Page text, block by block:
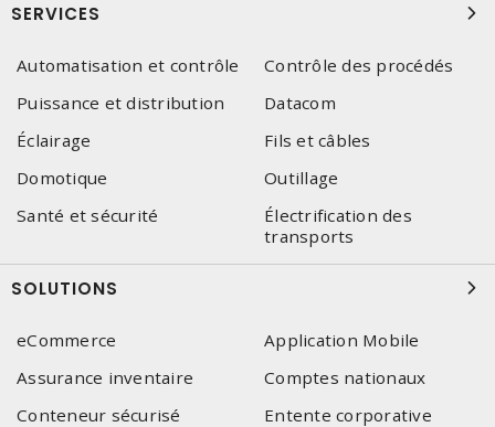
SERVICES
Automatisation et contrôle
Contrôle des procédés
Puissance et distribution
Datacom
Éclairage
Fils et câbles
Domotique
Outillage
Santé et sécurité
Électrification des
transports
SOLUTIONS
eCommerce
Application Mobile
Assurance inventaire
Comptes nationaux
Conteneur sécurisé
Entente corporative